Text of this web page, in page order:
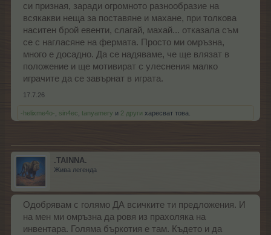
си призная, заради огромното разнообразие на
всякакви неща за поставяне и махане, при толкова
наситен брой евенти, слагай, махай... отказала съм
се с нагласяне на фермата. Просто ми омръзна,
много е досадно. Да се надяваме, че ще влязат в
положение и ще мотивират с улеснения малко
играчите да се завърнат в играта.
17.7.26
-helixme4o- sin4ec tanyamery и 2 други харесват това.
.TAINNA.
Жива легенда
Одобрявам с голямо ДА всичките ти предложения. И
на мен ми омръзна да ровя из прахоляка на
инвентара. Голяма бъркотия е там. Където и да